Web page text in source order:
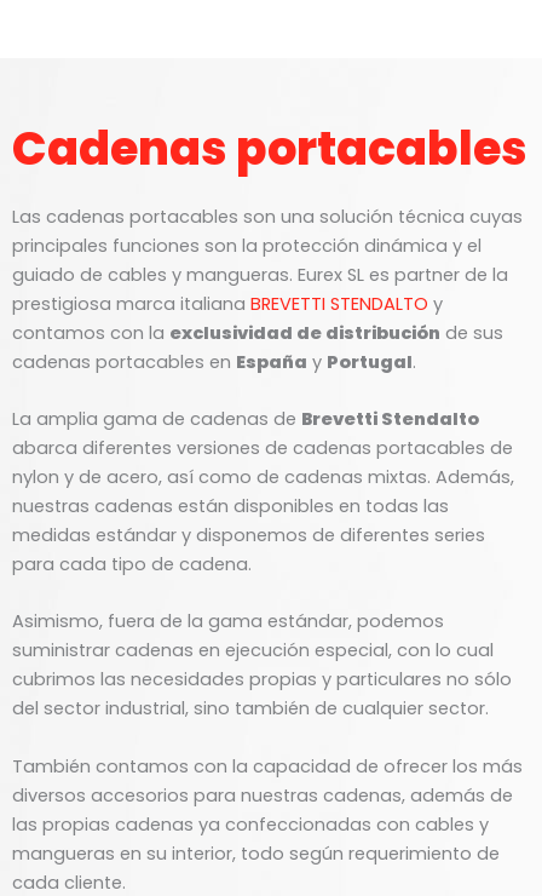
Cadenas portacables
Las cadenas portacables son una solución técnica cuyas
principales funciones son la protección dinámica y el
guiado de cables y mangueras. Eurex SL es partner de la
prestigiosa marca italiana BREVETTI STENDALTO y
contamos con la exclusividad de distribución de sus
cadenas portacables en España y Portugal.
La amplia gama de cadenas de Brevetti Stendalto
abarca diferentes versiones de cadenas portacables de
nylon y de acero, así como de cadenas mixtas. Además,
nuestras cadenas están disponibles en todas las
medidas estándar y disponemos de diferentes series
para cada tipo de cadena.
Asimismo, fuera de la gama estándar, podemos
suministrar cadenas en ejecución especial, con lo cual
cubrimos las necesidades propias y particulares no sólo
del sector industrial, sino también de cualquier sector.
También contamos con la capacidad de ofrecer los más
diversos accesorios para nuestras cadenas, además de
las propias cadenas ya confeccionadas con cables y
mangueras en su interior, todo según requerimiento de
cada cliente.